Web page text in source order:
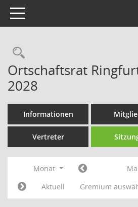
Toggle navigation
Rechercheauswahl
Ortschaftsrat
2028
Informationen
Vertreter
Monat
Aktuell
Gremium